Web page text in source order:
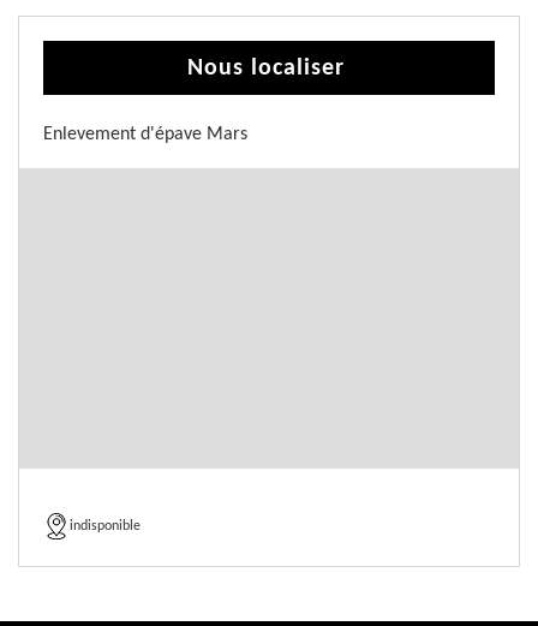
Nous localiser
Enlevement d'épave Mars
indisponible